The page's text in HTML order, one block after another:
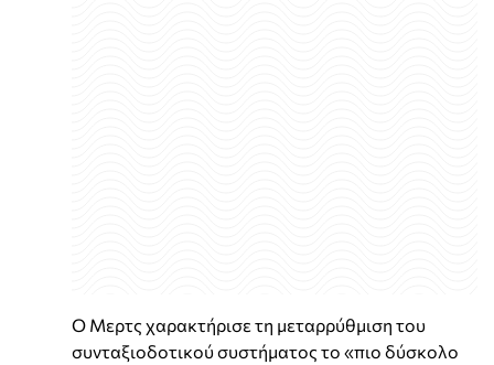
Ο Μερτς χαρακτήρισε τη μεταρρύθμιση του
συνταξιοδοτικού συστήματος το «πιο δύσκολο